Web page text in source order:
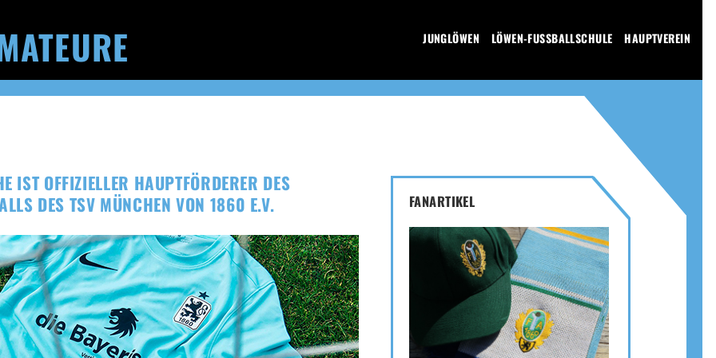
JUNGLÖWEN LÖWEN-FUSSBALLSCHULE HAUPTVEREIN
IST OFFIZIELLER HAUPTFÖRDERER DES
DES TSV MÜNCHEN VON 1860 E.V.
FANARTIKEL